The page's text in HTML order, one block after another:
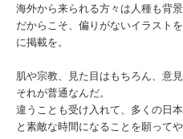
海外から来られる方々は人種も背景
だからこそ、偏りがないイラスト
に掲載を。
肌や宗教、見た目はもちろん、意
それが普通なんだ。
違うことも受け入れて、多くの日
と素敵な時間になることを願ってや